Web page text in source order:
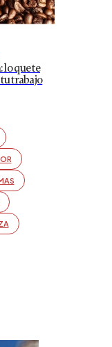
que te
trabajo